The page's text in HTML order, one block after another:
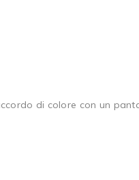
di colore con un